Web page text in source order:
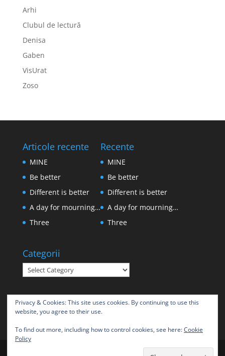
Arhi
Clubul de lectură
Denisa
Gaben
VisUrat
Zoso
Articole recente
MINE
Be better
Different is better
A day for mourning…
Three
Recente
MINE
Be better
Different is better
A day for mourning…
Three
Categorii
Categorii
Privacy & Cookies: This site uses cookies. By continuing to use this
website, you agree to their use.
To find out more, including how to control cookies, see here:Cookie
Policy